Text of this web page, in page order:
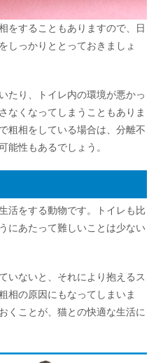
をすることもありますので、日
しっかりととっておきましょ
たり、トイレ内の環境が悪かっ
なくなってしまうこともありま
粗相をしている場合は、分離不
能性もあるでしょう。
活をする動物です。トイレも比
にあたって難しいことは少ない
いないと、それにより抱えるス
相の原因にもなってしまいま
くことが、猫との快適な生活に